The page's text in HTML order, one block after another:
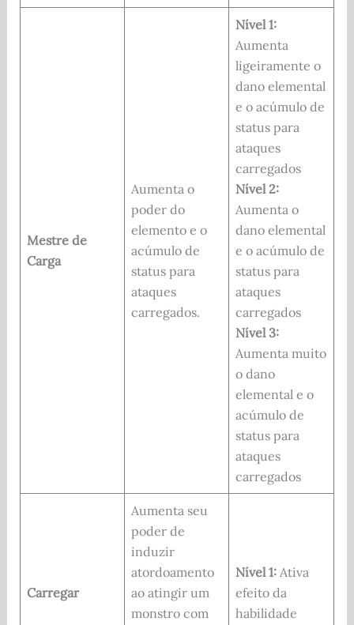
Mestre de
Carga
Aumenta o
poder do
elemento e o
acúmulo de
status para
ataques
carregados.
Nível 1:
Aumenta
ligeiramente o
dano elemental
e o acúmulo de
status para
ataques
carregados
Nível 2:
Aumenta o
dano elemental
e o acúmulo de
status para
ataques
carregados
Nível 3:
Aumenta muito
o dano
elemental e o
acúmulo de
status para
ataques
carregados
Carregar
Aumenta seu
poder de
induzir
atordoamento
ao atingir um
monstro com
Nível 1:Ativa
efeito da
habilidade